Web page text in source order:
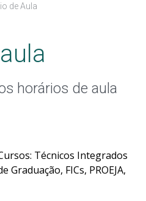
de Aula
horários de aula
Técnicos Integrados
Graduação, FICs, PROEJA,